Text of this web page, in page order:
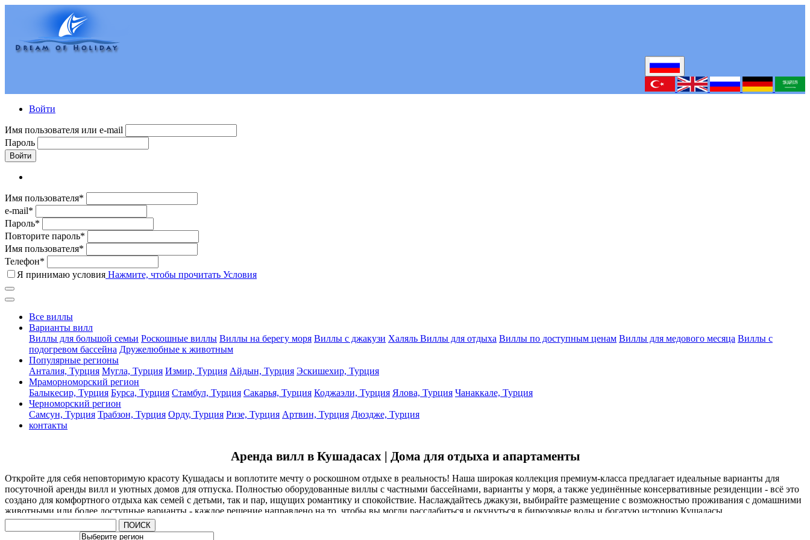
Войти
Имя пользователя или e-mail
Пароль
Войти
Имя пользователя*
e-mail*
Пароль*
Повторите пароль*
Имя пользователя*
Телефон*
Я принимаю условия Нажмите, чтобы прочитать Условия
Все виллы
Варианты вилл
Виллы для большой семьи Роскошные виллы Виллы на берегу моря Виллы с джакузи Халяль Виллы для отдыха Виллы по доступным ценам Виллы для медового месяца Виллы с
подогревом бассейна Дружелюбные к животным
Популярные регионы
Анталия, Турция Мугла, Турция Измир, Турция Айдын, Турция Эскишехир, Турция
Мраморноморский регион
Балыкесир, Турция Бурса, Турция Стамбул, Турция Сакарья, Турция Коджаэли, Турция Ялова, Турция Чанаккале, Турция
Черноморский регион
Самсун, Турция Трабзон, Турция Орду, Турция Ризе, Турция Артвин, Турция Дюздже, Турция
контакты
Аренда вилл в Кушадасах | Дома для отдыха и апартаменты
Откройте для себя неповторимую красоту Кушадасы и воплотите мечту о роскошном отдыхе в реальность! Наша широкая коллекция премиум-класса предлагает идеальные варианты для
посуточной аренды вилл и уютных домов для отпуска. Полностью оборудованные виллы с частными бассейнами, варианты у моря, а также уединённые консервативные резиденции - всё это
создано для комфортного отдыха как семей с детьми, так и пар, ищущих романтику и спокойствие. Наслаждайтесь джакузи, выбирайте размещение с возможностью проживания с домашними
животными или более доступные варианты - каждое решение направлено на то, чтобы вы могли расслабиться и окунуться в бирюзовые воды и богатую историю Кушадасы.
Мы предлагаем высокий уровень сервиса, обеспечивая безопасный, спокойный и полностью приватный отдых в лучших районах Кушадасы. Нужна ли вам просторная семейная вилла или
ПОИСК